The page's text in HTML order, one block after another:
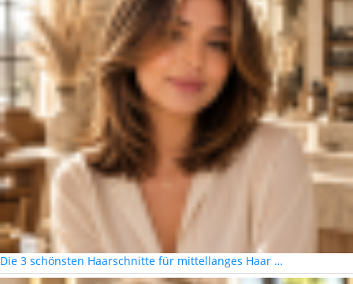
Die 3 schönsten Haarschnitte für mittellanges Haar …